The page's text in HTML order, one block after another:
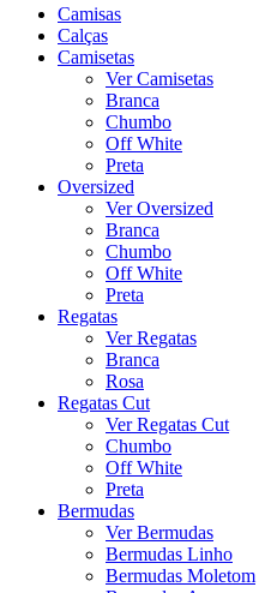
Camisas
Calças
Camisetas
Ver Camisetas
Branca
Chumbo
Off White
Preta
Oversized
Ver Oversized
Branca
Chumbo
Off White
Preta
Regatas
Ver Regatas
Branca
Rosa
Regatas Cut
Ver Regatas Cut
Chumbo
Off White
Preta
Bermudas
Ver Bermudas
Bermudas Linho
Bermudas Moletom